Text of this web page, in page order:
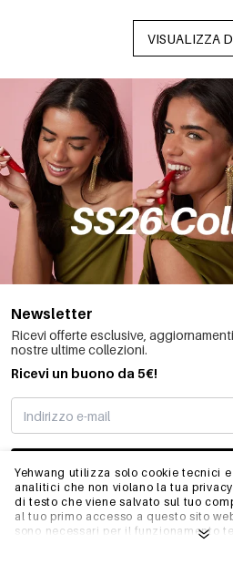
Yehwang utilizza solo cookie tecnici
analitici che non violano la tua
di testo che viene salvato sul tuo
al tuo primo accesso a questo sito
sono necessari per il funzionamento
VISUALIZZA
Newsletter
Ricevi offerte esclusive,
nostre ultime collezioni.
Ricevi un buono da 5€!
MI STO
INFO